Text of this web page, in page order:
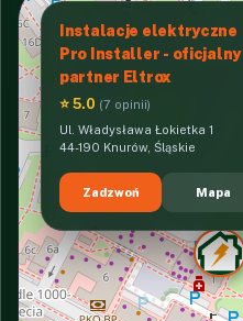
Instalacje elektryczne
Pro Installer - oficjalny
partner Eltrox
⭐ 5.0 (7 opinii)
Ul. Władysława Łokietka 1
44-190 Knurów, Śląskie
Zadzwoń Mapa